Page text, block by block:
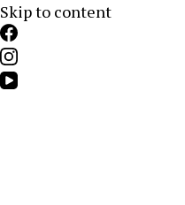
Skip to content